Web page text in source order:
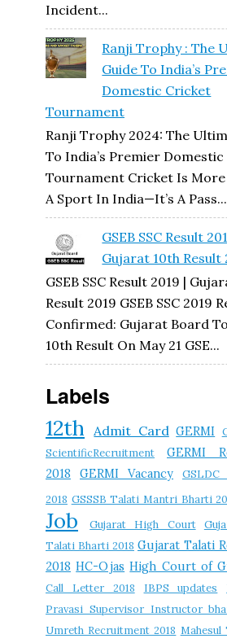
Incident...
Ranji Trophy : The
Guide To India’s
Domestic Cricket
Tournament
Ranji Trophy 2024: The
To India’s Premier
Tournament Cricket Is More
A Sport In India—It’s A Pass...
GSEB SSC Result
Gujarat 10th Result
GSEB SSC Result 2019 |
Result 2019 GSEB SSC 2019
Confirmed: Gujarat Board
10th Result On May 21 GSE...
Labels
12th Admit Card GERMI
ScientificRecruitment
GERMI
2018
GERMI Vacancy
GSLDC
2018 GSSSB Talati Mantri Bharti
Job
Gujarat High Court
Talati Bharti 2018 Gujarat Talati
2018 HC-Ojas High Court of
Call Letter 2018
IBPS updates
Pravasi Supervisor Instructor
Umreth Recruitment 2018